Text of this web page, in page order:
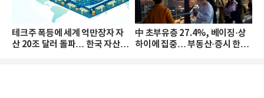
테크주 폭등에 세계 억만장자 자
산 20조 달러 돌파… 한국 자산
中 초부유층 27.4%, 베이징·상
하이에 집중… 부동산·증시 한파